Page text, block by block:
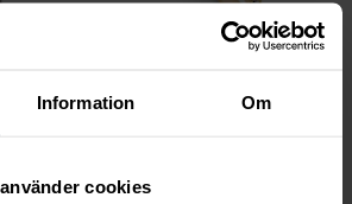
Information Om
cookies
Maria 0,30 ct rödguld